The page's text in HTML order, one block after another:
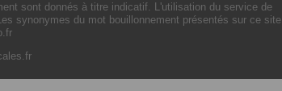
sont donnés à titre indicatif. L'utilisation du service de
synonymes du mot bouillonnement présentés sur ce site